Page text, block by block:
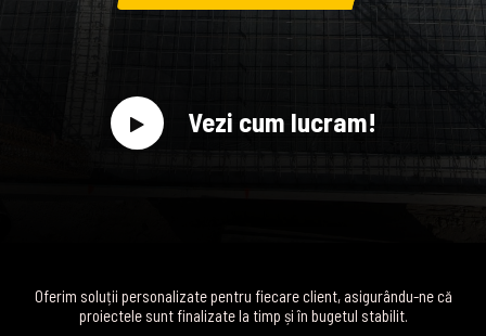
Vezi cum lucram!
Oferim soluții personalizate pentru fiecare client, asigurându-ne că
proiectele sunt finalizate la timp și în bugetul stabilit.